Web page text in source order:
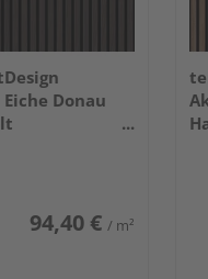
Donau
94,40 € / m²